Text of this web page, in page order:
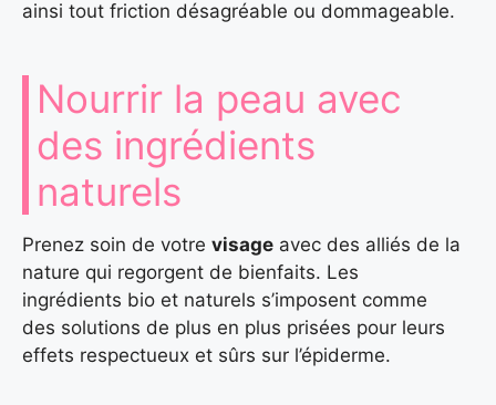
ainsi tout friction désagréable ou dommageable.
Nourrir la peau avec
des ingrédients
naturels
Prenez soin de votre visage avec des alliés de la
nature qui regorgent de bienfaits. Les
ingrédients bio et naturels s’imposent comme
des solutions de plus en plus prisées pour leurs
effets respectueux et sûrs sur l’épiderme.